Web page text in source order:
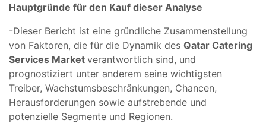
Hauptgründe für den Kauf dieser Analyse
-Dieser Bericht ist eine gründliche Zusammenstellung
von Faktoren, die für die Dynamik des Qatar Catering
Services Market verantwortlich sind, und
prognostiziert unter anderem seine wichtigsten
Treiber, Wachstumsbeschränkungen, Chancen,
Herausforderungen sowie aufstrebende und
potenzielle Segmente und Regionen.